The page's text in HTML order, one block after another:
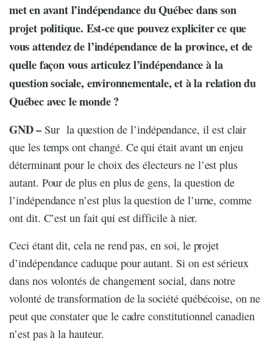
met en avant l’indépendance du Québec dans son
projet politique. Est-ce que pouvez expliciter ce que
vous attendez de l’indépendance de la province, et de
quelle façon vous articulez l’indépendance à la
question sociale, environnementale, et à la relation du
Québec avec le monde ?
GND –Sur la question de l’indépendance, il est clair
que les temps ont changé. Ce qui était avant un enjeu
déterminant pour le choix des électeurs ne l’est plus
autant. Pour de plus en plus de gens, la question de
l’indépendance n’est plus la question de l’urne, comme
ont dit. C’est un fait qui est difficile à nier.
Ceci étant dit, cela ne rend pas, en soi, le projet
d’indépendance caduque pour autant. Si on est sérieux
dans nos volontés de changement social, dans notre
volonté de transformation de la société québécoise, on ne
peut que constater que le cadre constitutionnel canadien
n’est pas à la hauteur.